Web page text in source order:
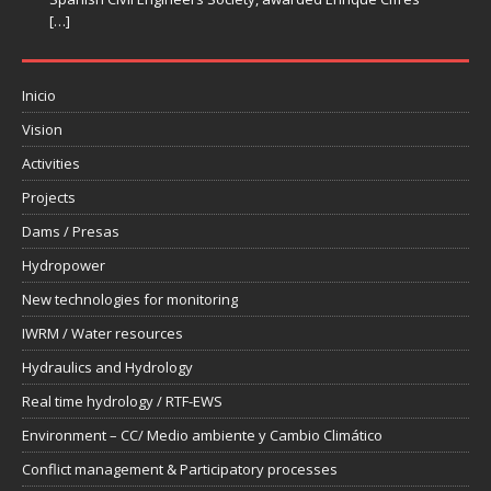
[…]
Minister
USSD
Inicio
Vision
Activities
Projects
Dams / Presas
Hydropower
New technologies for monitoring
IWRM / Water resources
Hydraulics and Hydrology
Real time hydrology / RTF-EWS
Environment – CC/ Medio ambiente y Cambio Climático
Conflict management & Participatory processes